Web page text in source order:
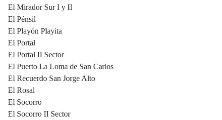
El Mirador Sur I y II
El Pénsil
El Playón Playita
El Portal
El Portal II Sector
El Puerto La Loma de San Carlos
El Recuerdo San Jorge Alto
El Rosal
El Socorro
El Socorro II Sector